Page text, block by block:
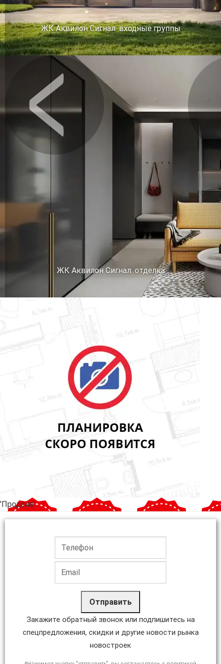
ЖК Аквилон Сигнал. входные группы
ЖК Аквилон Сигнал. отделка
'Продана'
Отправить
Закажите обратный звонок или подпишитесь на
спецпредложения, скидки и другие новости рынка
новостроек